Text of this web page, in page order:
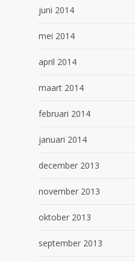
juni 2014
mei 2014
april 2014
maart 2014
februari 2014
januari 2014
december 2013
november 2013
oktober 2013
september 2013